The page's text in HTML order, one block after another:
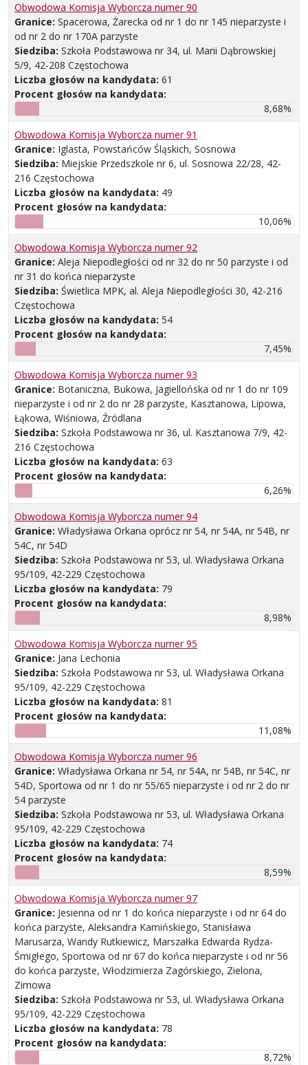
Obwodowa Komisja Wyborcza numer 90
Granice: Spacerowa, Żarecka od nr 1 do nr 145 nieparzyste i
od nr 2 do nr 170A parzyste
Siedziba: Szkoła Podstawowa nr 34, ul. Marii Dąbrowskiej
5/9, 42-208 Częstochowa
Liczba głosów na kandydata: 61
Procent głosów na kandydata:
8,68%
Obwodowa Komisja Wyborcza numer 91
Granice: Iglasta, Powstańców Śląskich, Sosnowa
Siedziba: Miejskie Przedszkole nr 6, ul. Sosnowa 22/28, 42-
216 Częstochowa
Liczba głosów na kandydata: 49
Procent głosów na kandydata:
10,06%
Obwodowa Komisja Wyborcza numer 92
Granice: Aleja Niepodległości od nr 32 do nr 50 parzyste i od
nr 31 do końca nieparzyste
Siedziba: Świetlica MPK, al. Aleja Niepodległości 30, 42-216
Częstochowa
Liczba głosów na kandydata: 54
Procent głosów na kandydata:
7,45%
Obwodowa Komisja Wyborcza numer 93
Granice: Botaniczna, Bukowa, Jagiellońska od nr 1 do nr 109
nieparzyste i od nr 2 do nr 28 parzyste, Kasztanowa, Lipowa,
Łąkowa, Wiśniowa, Źródlana
Siedziba: Szkoła Podstawowa nr 36, ul. Kasztanowa 7/9, 42-
216 Częstochowa
Liczba głosów na kandydata: 63
Procent głosów na kandydata:
6,26%
Obwodowa Komisja Wyborcza numer 94
Granice: Władysława Orkana oprócz nr 54, nr 54A, nr 54B, nr
54C, nr 54D
Siedziba: Szkoła Podstawowa nr 53, ul. Władysława Orkana
95/109, 42-229 Częstochowa
Liczba głosów na kandydata: 79
Procent głosów na kandydata:
8,98%
Obwodowa Komisja Wyborcza numer 95
Granice: Jana Lechonia
Siedziba: Szkoła Podstawowa nr 53, ul. Władysława Orkana
95/109, 42-229 Częstochowa
Liczba głosów na kandydata: 81
Procent głosów na kandydata:
11,08%
Obwodowa Komisja Wyborcza numer 96
Granice: Władysława Orkana nr 54, nr 54A, nr 54B, nr 54C, nr
54D, Sportowa od nr 1 do nr 55/65 nieparzyste i od nr 2 do nr
54 parzyste
Siedziba: Szkoła Podstawowa nr 53, ul. Władysława Orkana
95/109, 42-229 Częstochowa
Liczba głosów na kandydata: 74
Procent głosów na kandydata:
8,59%
Obwodowa Komisja Wyborcza numer 97
Granice: Jesienna od nr 1 do końca nieparzyste i od nr 64 do
końca parzyste, Aleksandra Kamińskiego, Stanisława
Marusarza, Wandy Rutkiewicz, Marszałka Edwarda Rydza-
Śmigłego, Sportowa od nr 67 do końca nieparzyste i od nr 56
do końca parzyste, Włodzimierza Zagórskiego, Zielona,
Zimowa
Siedziba: Szkoła Podstawowa nr 53, ul. Władysława Orkana
95/109, 42-229 Częstochowa
Liczba głosów na kandydata: 78
Procent głosów na kandydata:
8,72%